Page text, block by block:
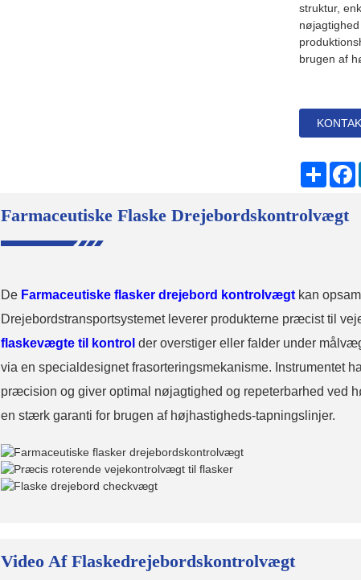
struktur,
brugen af
dele
Farmaceutiske Flaske Drejebordskontrolvægt
De Farmaceutiske flasker drejebord kontrolvægt kan
Drejebordstransportsystemet leverer produkterne præcist til
flaskevægte til kontrol der overstiger eller falder under
via en specialdesignet frasorteringsmekanisme. Instrumentet
præcision og giver optimal nøjagtighed og repeterbarhed ved
en stærk garanti for brugen af ​​højhastigheds-tapningslinjer.
Video Af Flaskedrejebordskontrolvægt